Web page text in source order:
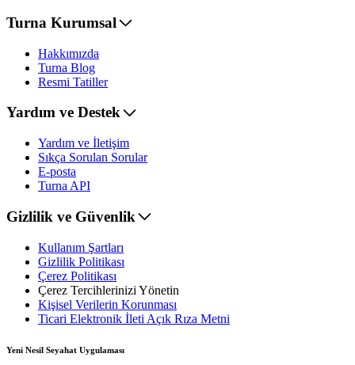
Turna Kurumsal
Hakkımızda
Turna Blog
Resmi Tatiller
Yardım ve Destek
Yardım ve İletişim
Sıkça Sorulan Sorular
E-posta
Turna API
Gizlilik ve Güvenlik
Kullanım Şartları
Gizlilik Politikası
Çerez Politikası
Çerez Tercihlerinizi Yönetin
Kişisel Verilerin Korunması
Ticari Elektronik İleti Açık Rıza Metni
Yeni Nesil Seyahat Uygulaması